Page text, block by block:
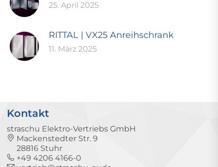
25. April 2025
RITTAL | VX25 Anreihschrank
11. März 2025
Kontakt
straschu Elektro-Vertriebs GmbH
Mackenstedter Str. 9
28816 Stuhr
+49 4206 4166-0